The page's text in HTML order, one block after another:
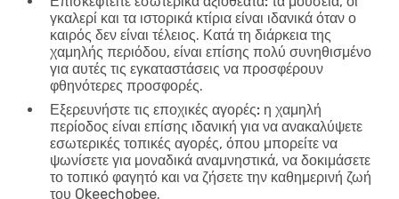
γκαλερί και τα ιστορικά κτίρια είναι ιδανικά όταν ο
καιρός δεν είναι τέλειος. Κατά τη διάρκεια της
χαμηλής περιόδου, είναι επίσης πολύ συνηθισμένο
για αυτές τις εγκαταστάσεις να προσφέρουν
φθηνότερες προσφορές.
Εξερευνήστε τις εποχικές αγορές: η χαμηλή
περίοδος είναι επίσης ιδανική για να ανακαλύψετε
εσωτερικές τοπικές αγορές, όπου μπορείτε να
ψωνίσετε για μοναδικά αναμνηστικά, να δοκιμάσετε
το τοπικό φαγητό και να ζήσετε την καθημερινή ζωή
του Okeechobee.